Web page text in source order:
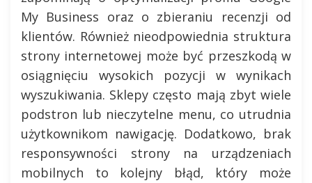
My Business oraz o zbieraniu recenzji od
klientów. Również nieodpowiednia struktura
strony internetowej może być przeszkodą w
osiągnięciu wysokich pozycji w wynikach
wyszukiwania. Sklepy często mają zbyt wiele
podstron lub nieczytelne menu, co utrudnia
użytkownikom nawigację. Dodatkowo, brak
responsywności strony na urządzeniach
mobilnych to kolejny błąd, który może